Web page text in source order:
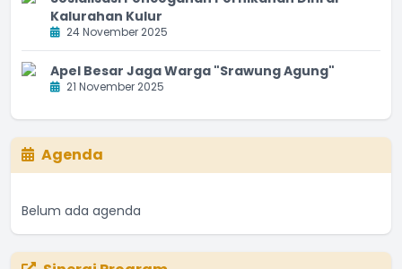
Kalurahan Kulur
24 November 2025
Apel Besar Jaga Warga "Srawung Agung"
21 November 2025
Agenda
Belum ada agenda